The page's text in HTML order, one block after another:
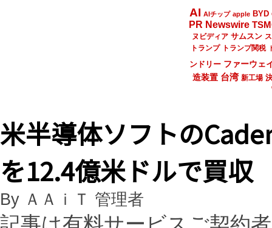
AI AIチップ apple BYD
PR Newswire
ヌビディア サムスン
トランプ
トランプ関税
ンドリー ファーウェ
造装置 台湾 新工場
米半導体ソフトの
を12.4億米ドルで買収
By ＡＡｉＴ 管理者